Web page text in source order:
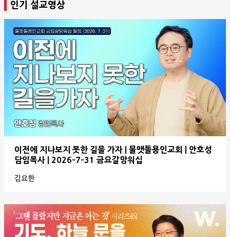
인기 설교영상
이전에 지나보지 못한 길을 가자 | 물맷돌용인교회 | 안호성
담임목사 | 2026-7-31 금요갈망워십
김요한